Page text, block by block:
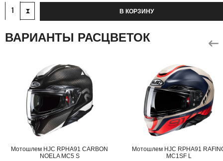
В КОРЗИНУ
ВАРИАНТЫ РАСЦВЕТОК
Мотошлем HJC RPHA91 CARBON
NOELA MC5 S
Мотошлем HJC RPHA91
MC1SF L